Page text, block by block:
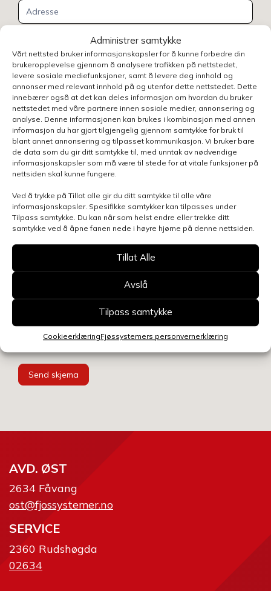
Administrer samtykke
Vårt nettsted bruker informasjonskapsler for å kunne forbedre din
brukeropplevelse gjennom å analysere trafikken på nettstedet,
levere sosiale mediefunksjoner, samt å levere deg innhold og
annonser med relevant innhold på og utenfor dette nettstedet. Dette
innebærer også at det kan deles informasjon om hvordan du bruker
nettstedet med våre partnere innen sosiale medier, annonsering og
analyse. Denne informasjonen kan brukes i kombinasjon med annen
informasjon du har gjort tilgjengelig gjennom samtykke for bruk til
blant annet annonsering og tilpasset kommunikasjon. Vi bruker bare
de data som du gir ditt samtykke til, med unntak av nødvendige
informasjonskapsler som må være til stede for at vitale funksjoner på
nettsiden skal kunne fungere.
Ved å trykke på Tillat alle gir du ditt samtykke til alle våre
informasjonskapsler. Spesifikke samtykker kan tilpasses under
Tilpass samtykke. Du kan når som helst endre eller trekke ditt
samtykke ved å åpne fanen nede i høyre hjørne på denne nettsiden.
Tillat Alle
Avslå
Tilpass samtykke
CookieerklæringFjøssystemers personvernerklæring
Henvendelsen gjelder
Velg avdeling
Send skjema
AVD. ØST
2634 Fåvang
ost@fjossystemer.no
SERVICE
2360 Rudshøgda
02634